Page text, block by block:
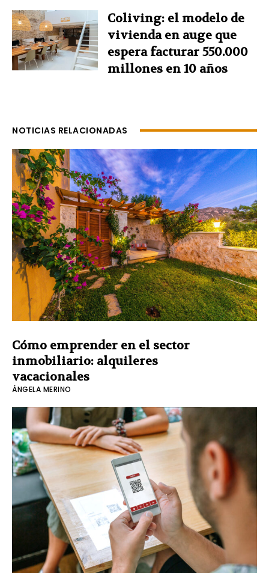
Coliving: el modelo de
vivienda en auge que
espera facturar 550.000
millones en 10 años
NOTICIAS RELACIONADAS
Cómo emprender en el sector
inmobiliario: alquileres
vacacionales
ÁNGELA MERINO